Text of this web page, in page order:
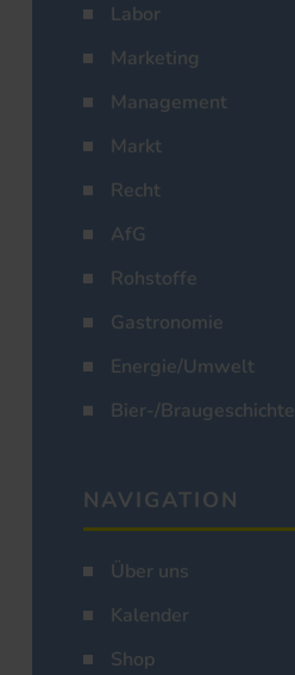
Labor
Marketing
Management
Markt
Recht
AfG
Rohstoffe
Gastronomie
Energie/Umwelt
Bier-/Braugeschichte
NAVIGATION
Über uns
Kalender
Shop